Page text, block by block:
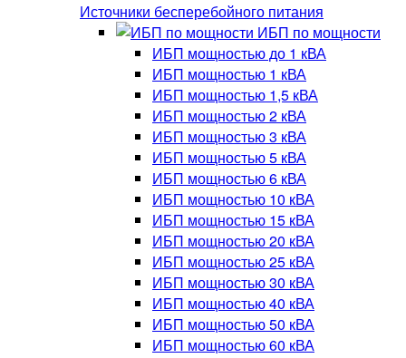
Источники бесперебойного питания
ИБП по мощности
ИБП мощностью до 1 кВА
ИБП мощностью 1 кВА
ИБП мощностью 1,5 кВА
ИБП мощностью 2 кВА
ИБП мощностью 3 кВА
ИБП мощностью 5 кВА
ИБП мощностью 6 кВА
ИБП мощностью 10 кВА
ИБП мощностью 15 кВА
ИБП мощностью 20 кВА
ИБП мощностью 25 кВА
ИБП мощностью 30 кВА
ИБП мощностью 40 кВА
ИБП мощностью 50 кВА
ИБП мощностью 60 кВА